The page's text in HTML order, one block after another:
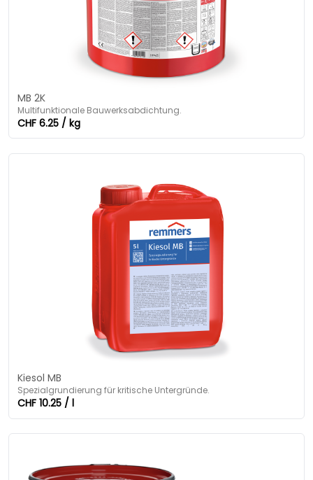
MB 2K
Multifunktionale Bauwerksabdichtung.
CHF 6.25 / kg
Kiesol MB
Spezialgrundierung für kritische Untergründe.
CHF 10.25 / l